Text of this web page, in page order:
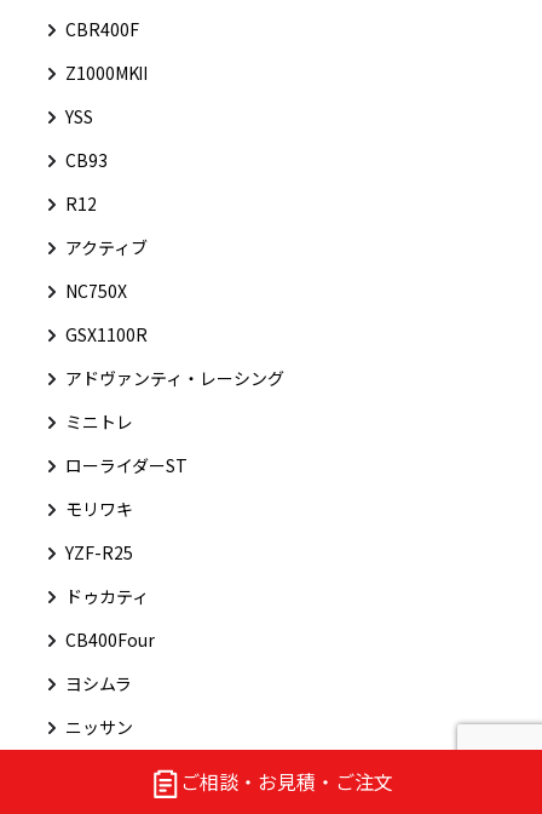
ご相談・お見積・ご注文
CBR400F
Z1000MKⅡ
YSS
CB93
R12
アクティブ
NC750X
GSX1100R
アドヴァンティ・レーシング
ミニトレ
ローライダーST
モリワキ
YZF-R25
ドゥカティ
CB400Four
ヨシムラ
ニッサン